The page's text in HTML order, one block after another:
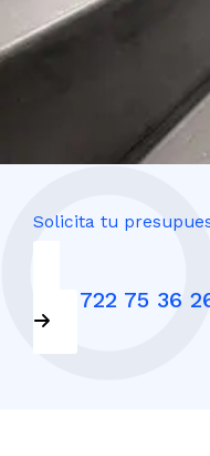
Solicita tu
+34 722 75 36